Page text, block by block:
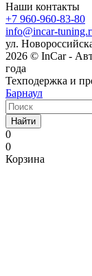
Наши контакты
+7 960-960-83-80
info@incar-
ул.
2026 © InCar -
года
Техподержка и
Барнаул
Найти
0
0
Корзина